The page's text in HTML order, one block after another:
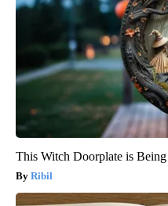
This Witch Doorplate is
Ribil